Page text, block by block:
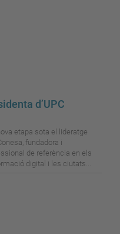
d’UPC
etapa sota el lideratge
fundadora i
de referència en els
digital i les ciutats...